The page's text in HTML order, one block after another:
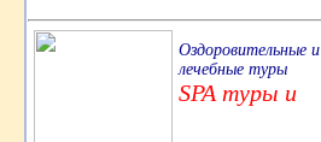
Оздоровительные и
лечебные туры
SPA туры и